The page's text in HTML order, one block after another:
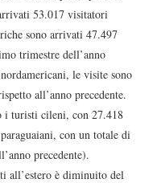
53.017 visitatori
sono arrivati 47.497
trimestre dell’anno
le visite sono
all’anno precedente.
i turisti cileni, con 27.418
con un totale di
precedente).
all’estero è diminuito del